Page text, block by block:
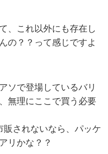
、これ以外にも存在し
の？？って感じですよ
ソで登場しているバリ
無理にここで買う必要
されないなら、パッケ
リかな？？